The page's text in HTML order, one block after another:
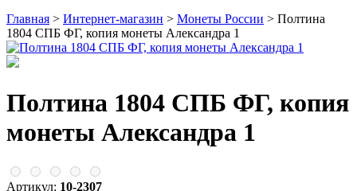
Главная > Интернет-магазин > Монеты России > Полтина
1804 СПБ ФГ, копия монеты Александра 1
Полтина 1804 СПБ ФГ, копия
монеты Александра 1
Артикул: 10-2307